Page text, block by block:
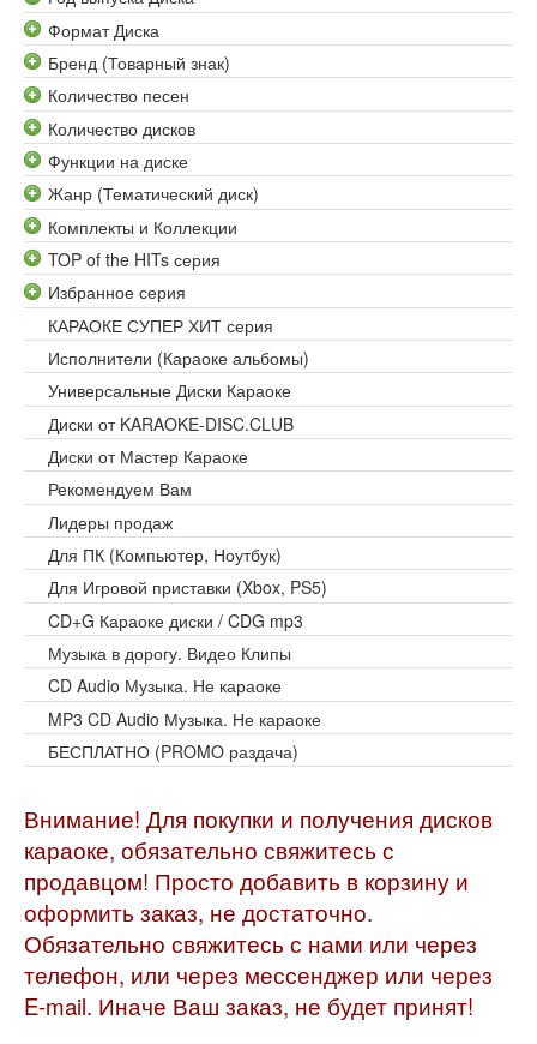
Формат Диска
Бренд (Товарный знак)
Количество песен
Количество дисков
Функции на диске
Жанр (Тематический диск)
Комплекты и Коллекции
TOP of the HITs серия
Избранное серия
КАРАОКЕ СУПЕР ХИТ серия
Исполнители (Караоке альбомы)
Универсальные Диски Караоке
Диски от KARAOKE-DISC.CLUB
Диски от Мастер Караоке
Рекомендуем Вам
Лидеры продаж
Для ПК (Компьютер, Ноутбук)
Для Игровой приставки (Xbox, PS5)
CD+G Караоке диски / CDG mp3
Музыка в дорогу. Видео Клипы
CD Audio Музыка. Не караоке
MP3 CD Audio Музыка. Не караоке
БЕСПЛАТНО (PROMO раздача)
Внимание! Для покупки и получения дисков
караоке, обязательно свяжитесь с
продавцом! Просто добавить в корзину и
оформить заказ, не достаточно.
Обязательно свяжитесь с нами или через
телефон, или через мессенджер или через
E-mail. Иначе Ваш заказ, не будет принят!